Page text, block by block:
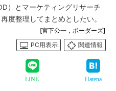
）とマーケティングリサーチ
度整理してまとめとしたい。
[宮下公一，ボーダーズ]
PC用表示
関連情報
LINE Hatena